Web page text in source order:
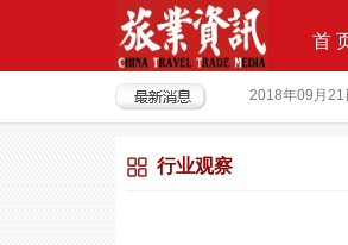
首
2018年08月15
行业观察